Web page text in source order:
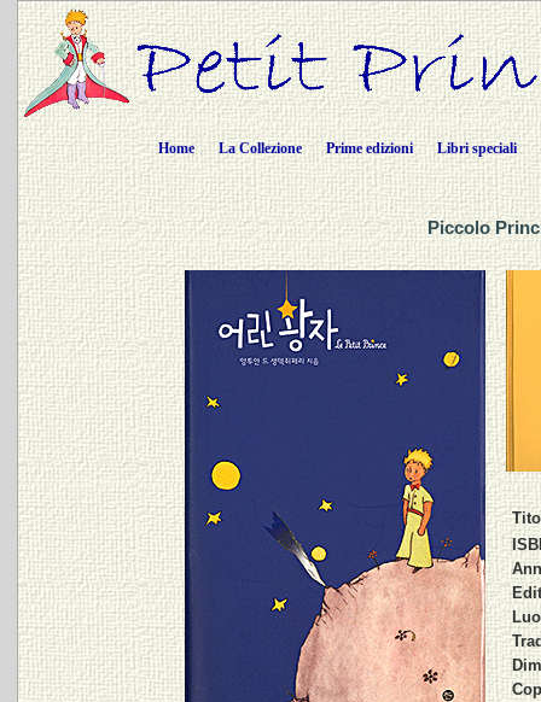
Home La Collezione Prime edizioni Libri speciali
Piccolo